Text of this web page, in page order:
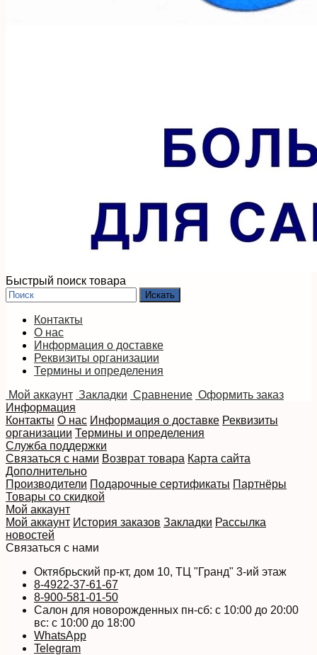
Быстрый поиск товара
Контакты
О нас
Информация о доставке
Реквизиты организации
Термины и определения
Мой аккаунт Закладки Сравнение Оформить заказ
Информация
Контакты О нас Информация о доставке Реквизиты
организации Термины и определения
Служба поддержки
Связаться с нами Возврат товара Карта сайта
Дополнительно
Производители Подарочные сертификаты Партнёры
Товары со скидкой
Мой аккаунт
Мой аккаунт История заказов Закладки Рассылка
новостей
Связаться с нами
Октябрьский пр-кт, дом 10, ТЦ "Гранд" 3-ий этаж
8-4922-37-61-67
8-900-581-01-50
Салон для новорожденных пн-сб: с 10:00 до 20:00
вс: с 10:00 до 18:00
WhatsApp
Telegram